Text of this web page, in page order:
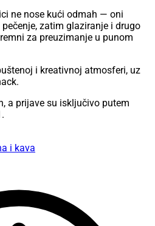
ne nose kući odmah — oni
zatim glaziranje i drugo
za preuzimanje u punom
i kreativnoj atmosferi, uz
a prijave su isključivo putem
i kava